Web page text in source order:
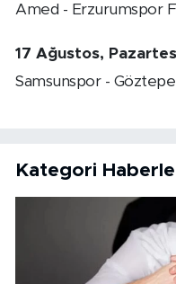
Amed - Erzurumspor
17 Ağustos,
Samsunspor - Göztepe
Kategori